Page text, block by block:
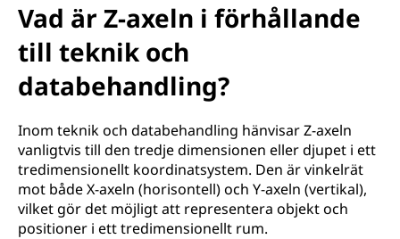
Vad är Z-axeln i förhållande
till teknik och
databehandling?
Inom teknik och databehandling hänvisar Z-axeln
vanligtvis till den tredje dimensionen eller djupet i ett
tredimensionellt koordinatsystem. Den är vinkelrät
mot både X-axeln (horisontell) och Y-axeln (vertikal),
vilket gör det möjligt att representera objekt och
positioner i ett tredimensionellt rum.